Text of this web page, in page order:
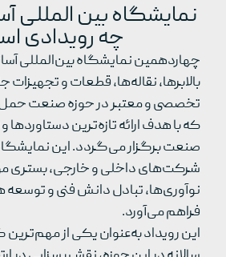
نمایشگاه بین المللی
چه رویدادی
چهاردهمین نمایشگاه بین‌المللی
بالابرها، نقاله‌ها، قطعات و تجهیزات
تخصصی و معتبر در حوزه صنعت
که با هدف ارائه تازه‌ترین دستاوردها
صنعت برگزار می‌گردد. این
شرکت‌های داخلی و خارجی، بستری
نوآوری‌ها، تبادل دانش فنی و
فراهم می‌آورد.
این رویداد به‌عنوان یکی از